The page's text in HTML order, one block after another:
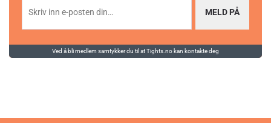
MELD PÅ
Ved å bli medlem samtykker du til at Tights.no kan kontakte deg